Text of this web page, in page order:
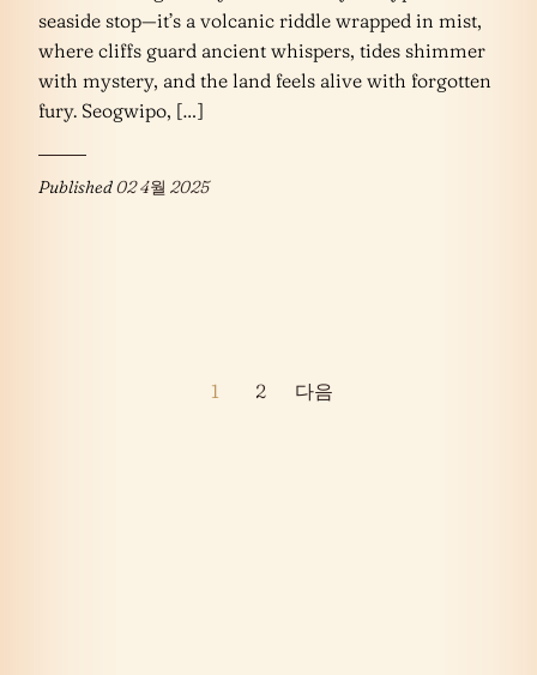
seaside stop—it’s a volcanic riddle wrapped in mist,
where cliffs guard ancient whispers, tides shimmer
with mystery, and the land feels alive with forgotten
fury. Seogwipo, […]
Published02 4월 2025
1 2 다음